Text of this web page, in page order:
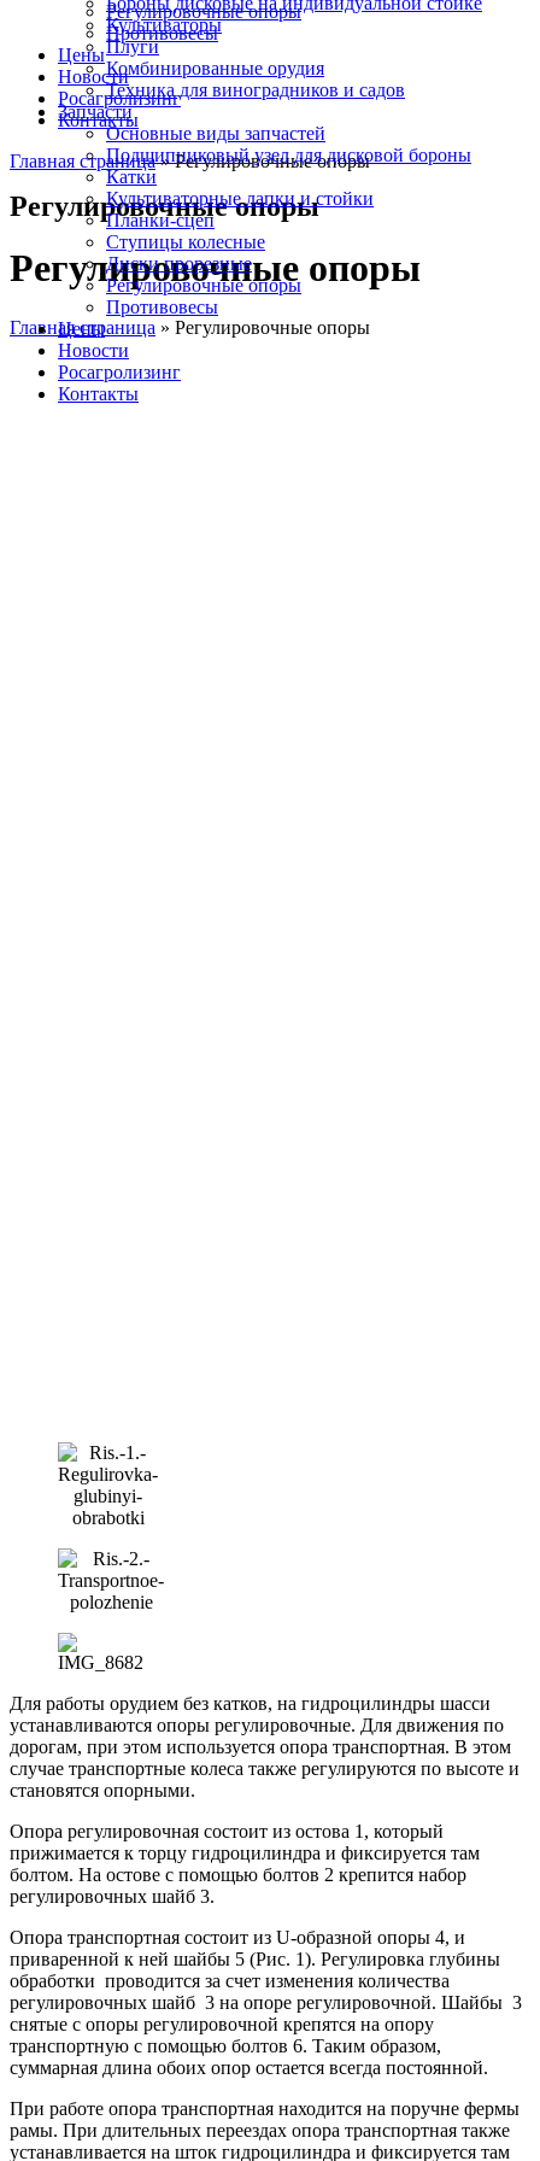
Культиваторы
Плуги
Комбинированные орудия
Техника для виноградников и садов
Запчасти
Основные виды запчастей
Подшипниковый узел для дисковой бороны
Катки
Культиваторные лапки и стойки
Планки-сцеп
Ступицы колесные
Диски прорезные
Регулировочные опоры
Противовесы
Цены
Новости
Росагролизинг
Контакты
Регулировочные опоры
Противовесы
Цены
Новости
Росагролизинг
Контакты
Главная страница»Регулировочные опоры
Регулировочные опоры
Регулировочные опоры
Главная страница » Регулировочные опоры
Для работы орудием без катков, на гидроцилиндры шасси
устанавливаются опоры регулировочные. Для движения по
дорогам, при этом используется опора транспортная. В этом
случае транспортные колеса также регулируются по высоте и
становятся опорными.
Опора регулировочная состоит из остова 1, который
прижимается к торцу гидроцилиндра и фиксируется там
болтом. На остове с помощью болтов 2 крепится набор
регулировочных шайб 3.
Опора транспортная состоит из U-образной опоры 4, и
приваренной к ней шайбы 5 (Рис. 1). Регулировка глубины
обработки проводится за счет изменения количества
регулировочных шайб 3 на опоре регулировочной. Шайбы 3
снятые с опоры регулировочной крепятся на опору
транспортную с помощью болтов 6. Таким образом,
суммарная длина обоих опор остается всегда постоянной.
При работе опора транспортная находится на поручне фермы
рамы. При длительных переездах опора транспортная также
устанавливается на шток гидроцилиндра и фиксируется там